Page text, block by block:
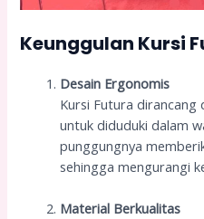
Keunggulan Kursi
Desain Ergonomis
Kursi Futura dirancang
untuk diduduki dalam
punggungnya
sehingga mengurangi
Material Berkualitas